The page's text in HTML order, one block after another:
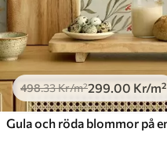
498.33Kr/m²299.00 Kr/m²